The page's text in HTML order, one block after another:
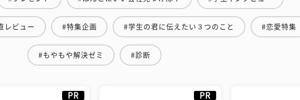
レビュー #特集企画 #学生の君に伝えたい３つのこと #恋愛特集
#もやもや解決ゼミ #診断
PR PR